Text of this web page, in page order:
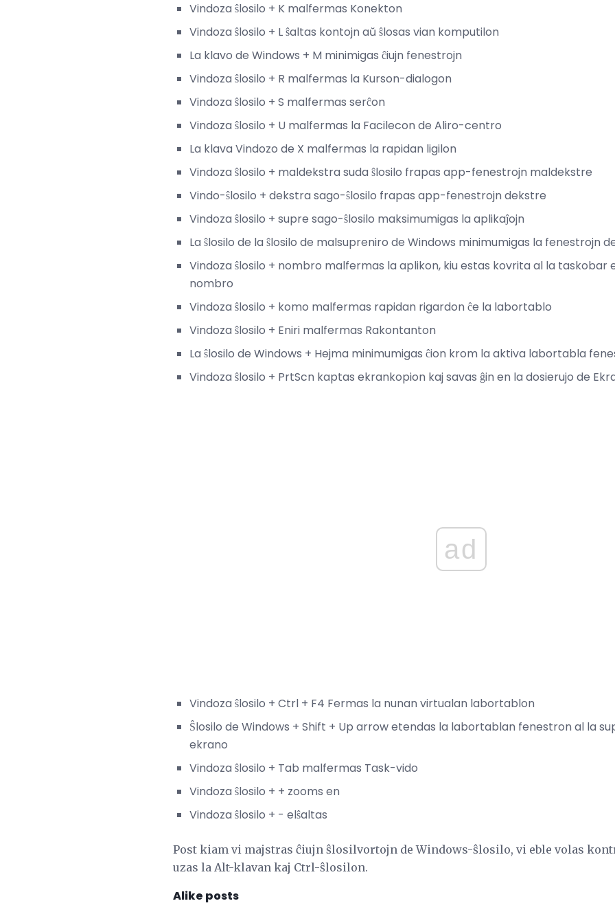
Vindoza ŝlosilo + K malfermas Konekton
Vindoza ŝlosilo + L ŝaltas kontojn aŭ ŝlosas vian komputilon
La klavo de Windows + M minimigas ĉiujn fenestrojn
Vindoza ŝlosilo + R malfermas la Kurson-dialogon
Vindoza ŝlosilo + S malfermas serĉon
Vindoza ŝlosilo + U malfermas la Facilecon de Aliro-centro
La klava Vindozo de X malfermas la rapidan ligilon
Vindoza ŝlosilo + maldekstra suda ŝlosilo frapas app-fenestrojn maldekstre
Vindo-ŝlosilo + dekstra sago-ŝlosilo frapas app-fenestrojn dekstre
Vindoza ŝlosilo + supre sago-ŝlosilo maksimumigas la aplikaĵojn
La ŝlosilo de la ŝlosilo de malsupreniro de Windows minimumigas la fenestrojn
Vindoza ŝlosilo + nombro malfermas la aplikon, kiu estas kovrita al la taskobar
nombro
Vindoza ŝlosilo + komo malfermas rapidan rigardon ĉe la labortablo
Vindoza ŝlosilo + Eniri malfermas Rakontanton
La ŝlosilo de Windows + Hejma minimumigas ĉion krom la aktiva labortabla
Vindoza ŝlosilo + PrtScn kaptas ekrankopion kaj savas ĝin en la dosierujo de
ad
Vindoza ŝlosilo + Ctrl + F4 Fermas la nunan virtualan labortablon
Ŝlosilo de Windows + Shift + Up arrow etendas la labortablan fenestron al la
ekrano
Vindoza ŝlosilo + Tab malfermas Task-vido
Vindoza ŝlosilo + + zooms en
Vindoza ŝlosilo + - elŝaltas
Post kiam vi majstras ĉiujn ŝlosilvortojn de Windows-ŝlosilo, vi eble volas
uzas la Alt-klavan kaj Ctrl-ŝlosilon.
Alike posts